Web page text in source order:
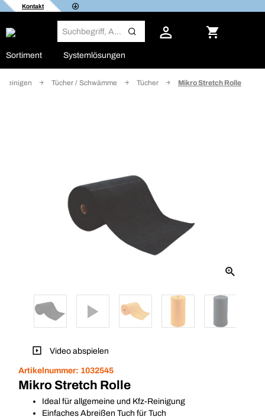
Kontakt
Sortiment Systemlösungen
Reinigen Tücher / Schwämme Tücher Mikro Stretch Rolle
Video abspielen
Artikelnummer: 1032545
Mikro Stretch Rolle
Ideal für allgemeine und Kfz-Reinigung
Einfaches Abreißen Tuch für Tuch